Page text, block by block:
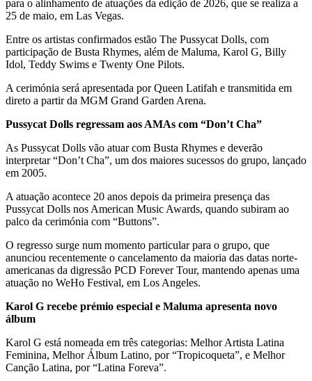
para o alinhamento de atuações da edição de 2026, que se realiza a
25 de maio, em Las Vegas.
Entre os artistas confirmados estão The Pussycat Dolls, com
participação de Busta Rhymes, além de Maluma, Karol G, Billy
Idol, Teddy Swims e Twenty One Pilots.
A cerimónia será apresentada porQueen Latifah e transmitida em
direto a partir da MGM Grand Garden Arena.
Pussycat Dolls regressam aos AMAs com “Don’t Cha”
As Pussycat Dolls vão atuar com Busta Rhymes e deverão
interpretar “Don’t Cha”, um dos maiores sucessos do grupo, lançado
em 2005.
A atuação acontece 20 anos depois da primeira presença das
Pussycat Dolls nos American Music Awards, quando subiram ao
palco da cerimónia com “Buttons”.
O regresso surge num momento particular para o grupo, que
anunciou recentemente o cancelamento da maioria das datas norte-
americanas da digressão PCD Forever Tour, mantendo apenas uma
atuação no WeHo Festival, em Los Angeles.
Karol G recebe prémio especial e Maluma apresenta novo
álbum
Karol G está nomeada em três categorias: Melhor Artista Latina
Feminina, Melhor Álbum Latino, por “Tropicoqueta”, e Melhor
Canção Latina, por “Latina Foreva”.